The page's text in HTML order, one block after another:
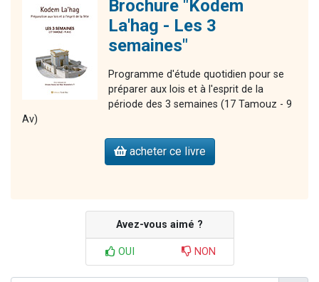
Brochure "Kodem
La'hag - Les 3
semaines"
Programme d'étude quotidien pour se
préparer aux lois et à l'esprit de la
période des 3 semaines (17 Tamouz - 9
Av)
acheter ce livre
Avez-vous aimé ?
OUI NON